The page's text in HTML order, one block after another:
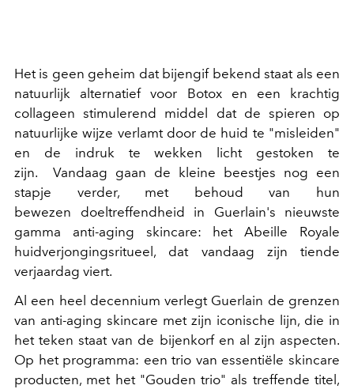
Het is geen geheim dat bijengif bekend staat als een
natuurlijk alternatief voor Botox en een krachtig
collageen stimulerend middel dat de spieren op
natuurlijke wijze verlamt door de huid te "misleiden"
en de indruk te wekken licht gestoken te
zijn. Vandaag gaan de kleine beestjes nog een
stapje verder, met behoud van hun
bewezen doeltreffendheid in Guerlain's nieuwste
gamma anti-aging skincare: het Abeille Royale
huidverjongingsritueel, dat vandaag zijn tiende
verjaardag viert.
Al een heel decennium verlegt Guerlain de grenzen
van anti-aging skincare met zijn iconische lijn, die in
het teken staat van de bijenkorf en al zijn aspecten.
Op het programma: een trio van essentiële skincare
producten, met het "Gouden trio" als treffende titel,